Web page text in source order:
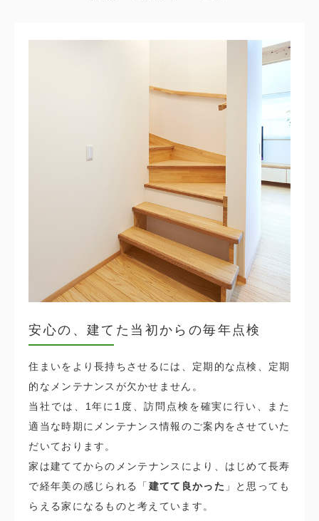
安心の、建てた当初からの毎年点検
住まいをより長持ちさせるには、定期的な点検、定期
的なメンテナンスが欠かせません。
当社では、1年に1度、訪問点検を確実に行い、また
適当な時期にメンテナンス情報のご案内をさせていた
だいております。
家は建ててからのメンテナンスにより、はじめて長寿
で経年美の感じられる「 建てて良かった 」と思っても
らえる家になるものと考えています。